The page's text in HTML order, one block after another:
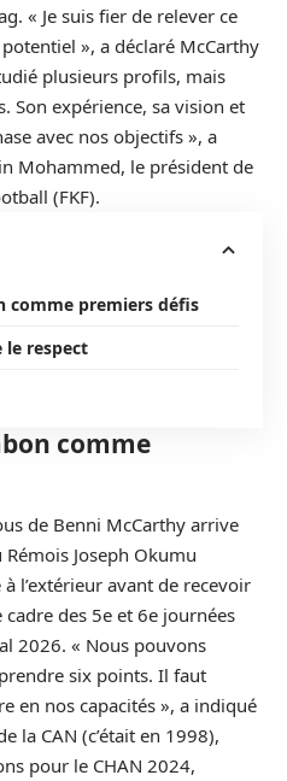
« Je suis fier de relever ce
», a déclaré McCarthy
plusieurs profils, mais
Son expérience, sa vision et
avec nos objectifs », a
Mohammed, le président de
(FKF).
comme premiers défis
le respect
comme
de Benni McCarthy arrive
Joseph Okumu
l’extérieur avant de recevoir
des 5e et 6e journées
2026. « Nous pouvons
six points. Il faut
en nos capacités », a indiqué
la CAN (c’était en 1998),
pour le CHAN 2024,